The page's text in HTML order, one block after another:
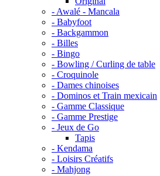
- Awalé - Mancala
- Babyfoot
- Backgammon
- Billes
- Bingo
- Bowling / Curling de table
- Croquinole
- Dames chinoises
- Dominos et Train mexicain
- Gamme Classique
- Gamme Prestige
- Jeux de Go
Tapis
- Kendama
- Loisirs Créatifs
- Mahjong